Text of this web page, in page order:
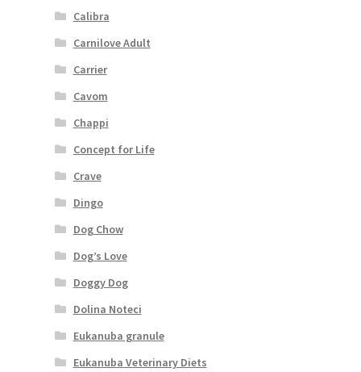
Calibra
Carnilove Adult
Carrier
Cavom
Chappi
Concept for Life
Crave
Dingo
Dog Chow
Dog’s Love
Doggy Dog
Dolina Noteci
Eukanuba granule
Eukanuba Veterinary Diets